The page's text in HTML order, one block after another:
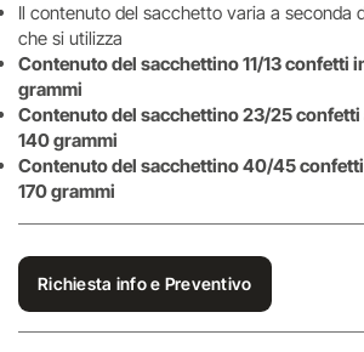
Il contenuto del sacchetto varia a seconda
che si utilizza
Contenuto del sacchettino 11/13 confetti
grammi
Contenuto del sacchettino 23/25
140 grammi
Contenuto del sacchettino 40/45
170 grammi
Richiesta info e Preventivo